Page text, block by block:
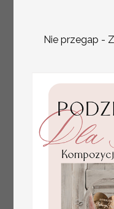
tłoczone winietki
Nie przegap -